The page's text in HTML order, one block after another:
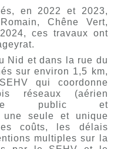
en 2022 et 2023,
Chêne Vert,
ces travaux ont
Nid et dans la rue du
sur environ 1,5 km,
qui coordonne
réseaux (aérien
public et
une seule et unique
coûts, les délais
multiples sur la